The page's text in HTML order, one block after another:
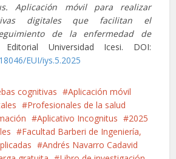
Aplicación móvil para realizar
digitales que facilitan el
de la enfermedad de
Universidad Icesi. DOI:
EUI/iys.5.2025
cognitivas
Aplicación móvil
Profesionales de la salud
Aplicativo Incognitus
2025
Facultad Barberi de Ingeniería,
Andrés Navarro Cadavid